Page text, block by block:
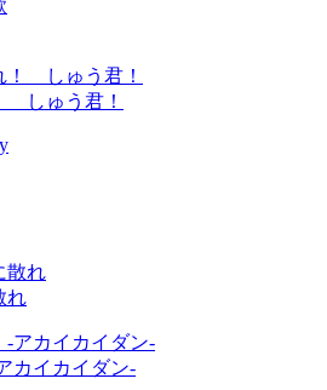
しゅう君！
れ
カイカイダン-